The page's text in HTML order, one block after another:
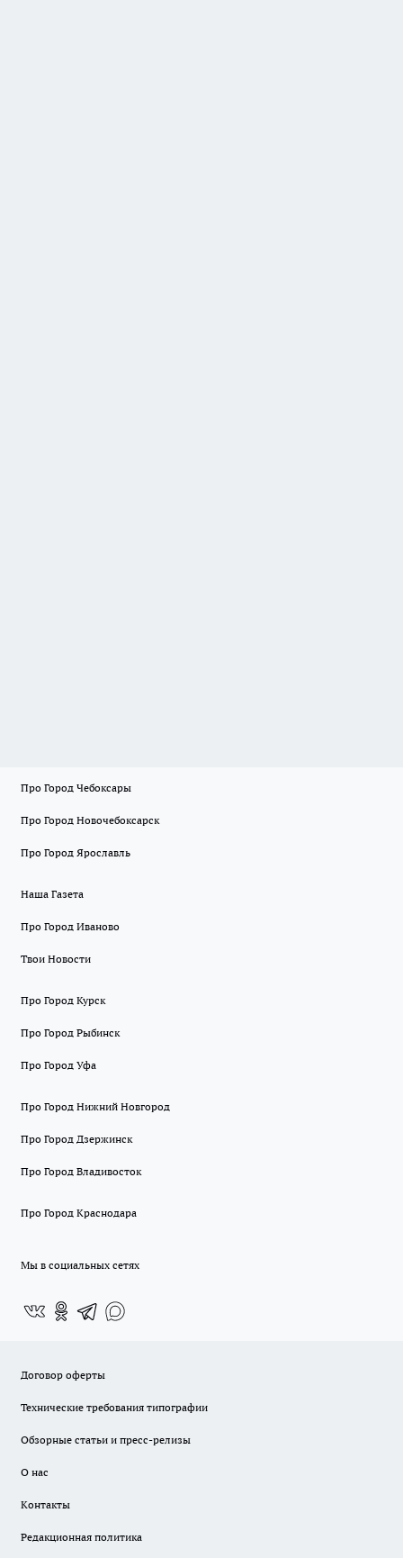
Про Город Чебоксары
Про Город Новочебоксарск
Про Город Ярославль
Наша Газета
Про Город Иваново
Твои Новости
Про Город Курск
Про Город Рыбинск
Про Город Уфа
Про Город Нижний Новгород
Про Город Дзержинск
Про Город Владивосток
Про Город Краснодара
Мы в социальных сетях
Договор оферты
Технические требования типографии
Обзорные статьи и пресс-релизы
О нас
Контакты
Редакционная политика